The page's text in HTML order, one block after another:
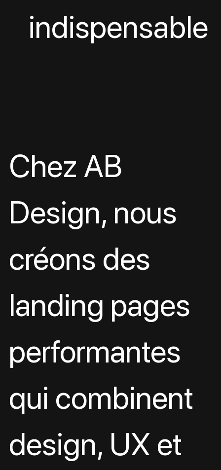
indispensable
Chez AB
Design, nous
créons des
landing pages
performantes
qui combinent
design, UX et